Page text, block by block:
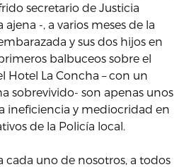
secretario de Justicia
-, a varios meses de la
y sus dos hijos en
balbuceos sobre el
Hotel La Concha – con un
sobrevivido- son apenas unos
ineficiencia y mediocridad en
de la Policía local.
cada uno de nosotros, a todos